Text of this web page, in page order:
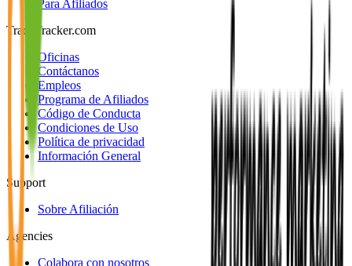
Para Afiliados
TradeTracker.com
Oficinas
Contáctanos
Empleos
Programa de Afiliados
Código de Conducta
Condiciones de Uso
Política de privacidad
Información General
Support
Sobre Afiliación
Agencies
Colabora con nosotros